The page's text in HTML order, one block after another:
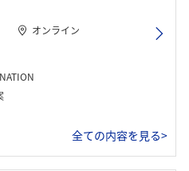
オンライン
全ての内容を見る>